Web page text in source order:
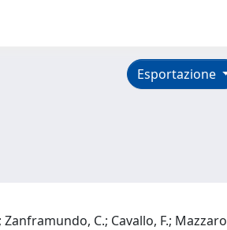
Esportazione
C.; Cavallo, F.;